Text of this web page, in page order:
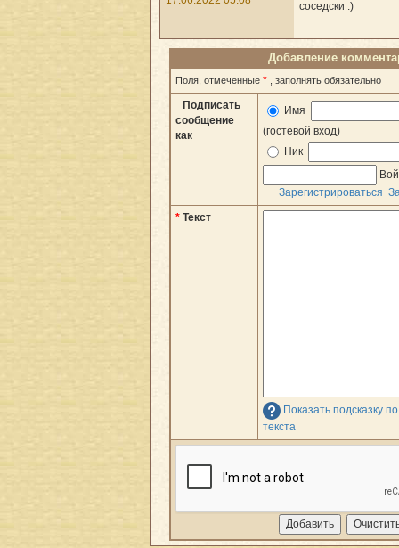
соседски :)
Добавление
Поля, отмеченные * , заполнять обязательно
Подписать
сообщение
как
Имя
(гостевой вход)
Ник
Зарегистрироваться
* Текст
Показать подсказку
текста